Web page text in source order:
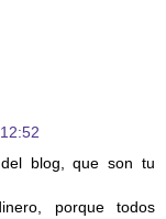
blog, que son tu
porque todos